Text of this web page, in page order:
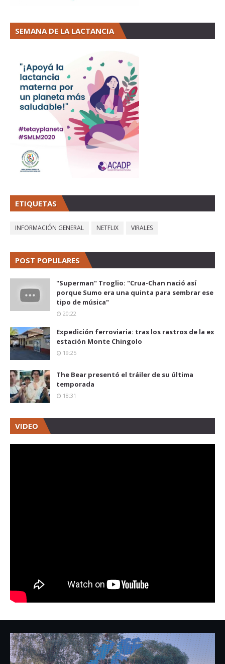
SEMANA DE LA LACTANCIA
ETIQUETAS
INFORMACIÓN GENERAL NETFLIX VIRALES
POST POPULARES
"Superman" Troglio: "Crua-Chan nació así
porque Sumo era una quinta para sembrar ese
tipo de música"
20:22
Expedición ferroviaria: tras los rastros de la ex
estación Monte Chingolo
19:25
The Bear presentó el tráiler de su última
temporada
18:31
VIDEO